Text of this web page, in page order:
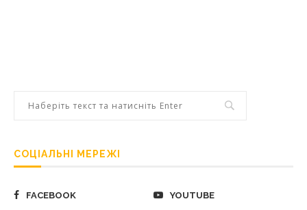
СОЦІАЛЬНІ МЕРЕЖІ
FACEBOOK YOUTUBE